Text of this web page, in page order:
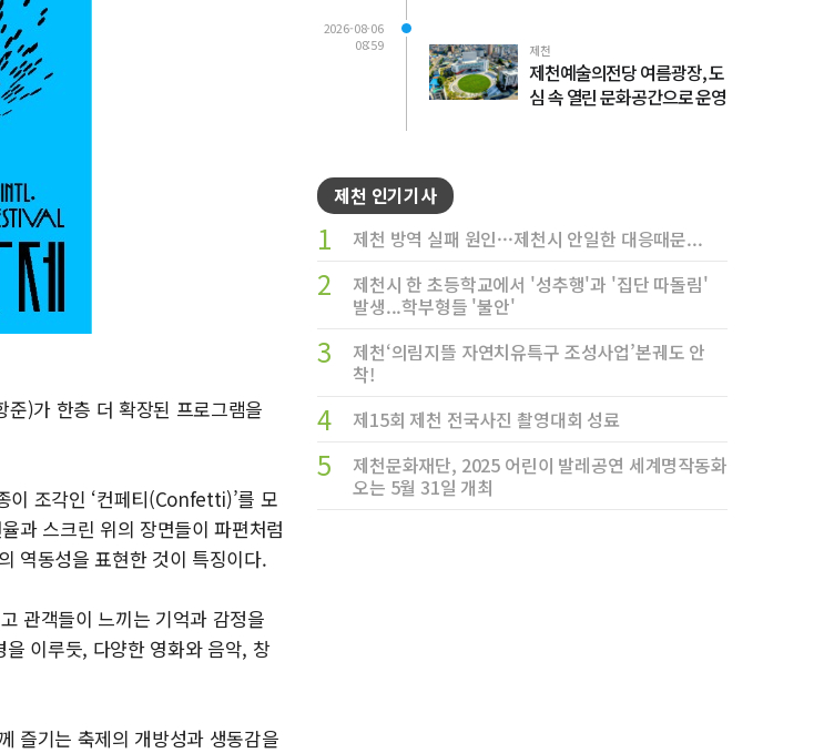
)가 한층 더 확장된 프로그램을
이 조각인 ‘컨페티(Confetti)’를 모
과 스크린 위의 장면들이 파편처럼
역동성을 표현한 것이 특징이다.
관객들이 느끼는 기억과 감정을
이루듯, 다양한 영화와 음악, 창
즐기는 축제의 개방성과 생동감을
2026-08-06
08:59
제천
제천예술의전당 여름광장, 도
심 속 열린 문화공간으로 운영
제천 인기기사
1 제천 방역 실패 원인···제천시 안일한 대응때문...
2
제천시 한 초등학교에서 '성추행'과 '집단 따돌림'
발생...학부형들 '불안'
3
제천‘의림지뜰 자연치유특구 조성사업’본궤도 안
착!
4 제15회 제천 전국사진 촬영대회 성료
5
제천문화재단, 2025 어린이 발레공연 세계명작동화
오는 5월 31일 개최